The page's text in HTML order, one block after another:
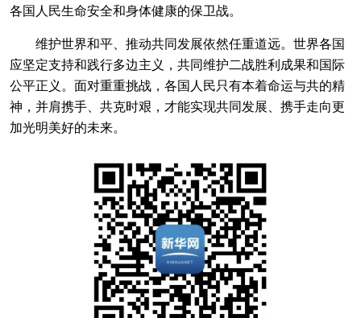
各国人民生命安全和身体健康的保卫战。
维护世界和平、推动共同发展依然任重道远。世界各国
应坚定支持和践行多边主义，共同维护二战胜利成果和国际
公平正义。面对重重挑战，各国人民只有本着命运与共的精
神，并肩携手、共克时艰，才能实现共同发展、携手走向更
加光明美好的未来。